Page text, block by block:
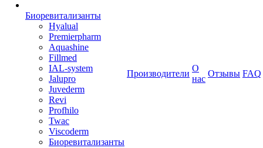
Биоревитализанты
Hyalual
Premierpharm
Aquashine
Fillmed
IAL-system
Jalupro
Juvederm
Revi
Profhilo
Twac
Viscoderm
Биоревитализанты
Производители
О
нас
Отзывы FAQ